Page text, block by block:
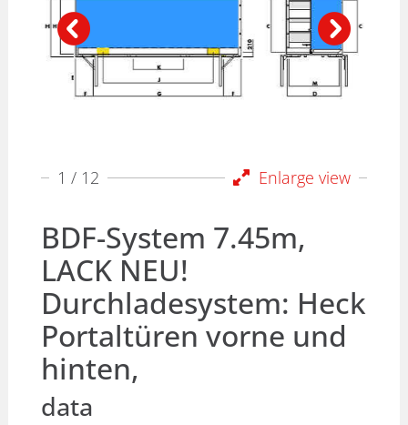
Enlarge view
1 / 12
BDF-System 7.45m,
LACK NEU!
Durchladesystem: Heck
Portaltüren vorne und
hinten,
data